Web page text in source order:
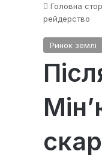
Головна
рейдерство
Ринок землі